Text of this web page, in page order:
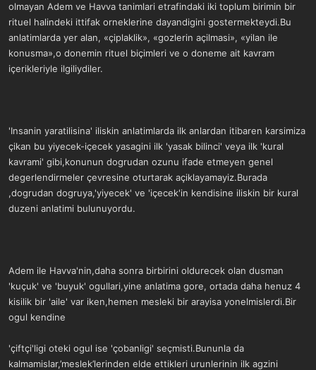
olmayan Adem ve Havva tanimlari etrafindaki iki toplum birimin bir
rituel halindeki ittifak orneklerine dayandigini gostermekteydi.Bu
anlatimlarda yer alan, «çiplaklik», «gozlerin açilmasi», «yilan ile
konusma»,o donemin rituel biçimleri ve o doneme ait kavram
içerikleriyle ilgiliydiler.
'Insanin yaratilisina' iliskin anlatimlarda ilk anlardan itibaren karsimiza
çikan bu yiyecek-içecek yasagini ilk 'yasak bilinci' veya ilk 'kural
kavrami' gibi,konunun dogrudan ozunu ifade etmeyen genel
degerlendirmeler çevresine oturtarak açiklayamayiz.Burada
,dogrudan dogruya,'yiyecek' ve 'içecek'in kendisine iliskin bir kural
duzeni anlatimi bulunuyordu.
Adem ile Havva'nin,daha sonra birbirini oldurecek olan dusman
'kuçuk' ve 'buyuk' ogullari,yine anlatima gore, ortada daha henuz 4
kisilik bir 'aile' var iken,hemen mesleki bir arayisa yonelmislerdi.Bir
ogul kendine
'çiftçi'ligi oteki ogul ise 'çobanligi' seçmisti.Bununla da
kalmamislar,’meslek’lerinden elde ettikleri urunlerinin ilk agzini